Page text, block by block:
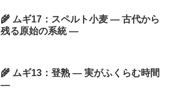
🌾 ムギ17：スペルト小麦 ― 古代から
残る原始の系統 ―
🌾 ムギ13：登熟 ― 実がふくらむ時間
―